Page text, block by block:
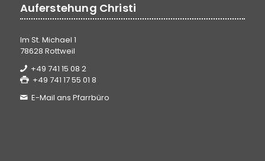
Auferstehung Christi
Im St. Michael 1
78628 Rottweil
+49 741 15 08 2
+49 741 17 55 01 8
E-Mail ans Pfarrbüro